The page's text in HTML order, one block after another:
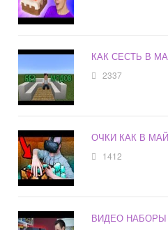
КАК СЕСТЬ В
2337
ОЧКИ КАК В
1412
ВИДЕО